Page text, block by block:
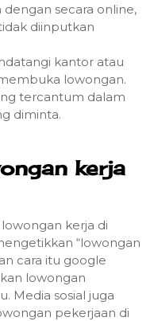
secara online,
diinputkan
kantor atau
lowongan.
tercantum dalam
diminta.
kerja
kerja di
“lowongan
cara itu google
lowongan
Media sosial juga
pekerjaan di